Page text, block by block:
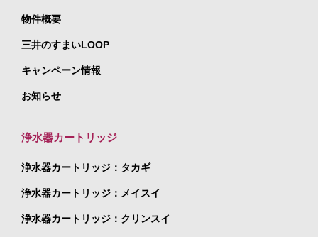
物件概要
三井のすまいLOOP
キャンペーン情報
お知らせ
浄水器カートリッジ
浄水器カートリッジ：タカギ
浄水器カートリッジ：メイスイ
浄水器カートリッジ：クリンスイ